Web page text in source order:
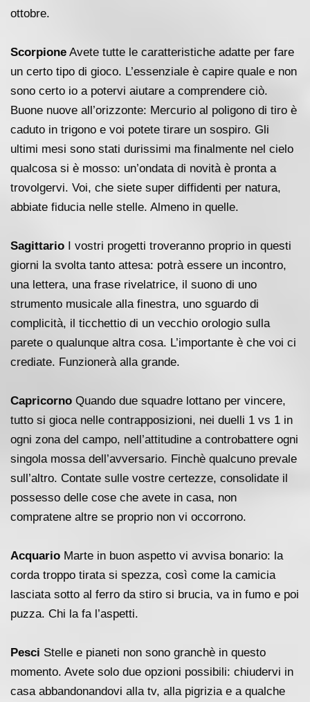
ottobre.
Scorpione Avete tutte le caratteristiche adatte per fare
un certo tipo di gioco. L’essenziale è capire quale e non
sono certo io a potervi aiutare a comprendere ciò.
Buone nuove all’orizzonte: Mercurio al poligono di tiro è
caduto in trigono e voi potete tirare un sospiro. Gli
ultimi mesi sono stati durissimi ma finalmente nel cielo
qualcosa si è mosso: un’ondata di novità è pronta a
trovolgervi. Voi, che siete super diffidenti per natura,
abbiate fiducia nelle stelle. Almeno in quelle.
Sagittario I vostri progetti troveranno proprio in questi
giorni la svolta tanto attesa: potrà essere un incontro,
una lettera, una frase rivelatrice, il suono di uno
strumento musicale alla finestra, uno sguardo di
complicità, il ticchettio di un vecchio orologio sulla
parete o qualunque altra cosa. L’importante è che voi ci
crediate. Funzionerà alla grande.
Capricorno Quando due squadre lottano per vincere,
tutto si gioca nelle contrapposizioni, nei duelli 1 vs 1 in
ogni zona del campo, nell’attitudine a controbattere ogni
singola mossa dell’avversario. Finchè qualcuno prevale
sull’altro. Contate sulle vostre certezze, consolidate il
possesso delle cose che avete in casa, non
compratene altre se proprio non vi occorrono.
Acquario Marte in buon aspetto vi avvisa bonario: la
corda troppo tirata si spezza, così come la camicia
lasciata sotto al ferro da stiro si brucia, va in fumo e poi
puzza. Chi la fa l’aspetti.
Pesci Stelle e pianeti non sono granchè in questo
momento. Avete solo due opzioni possibili: chiudervi in
casa abbandonandovi alla tv, alla pigrizia e a qualche